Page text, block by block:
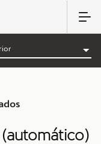
(automático)